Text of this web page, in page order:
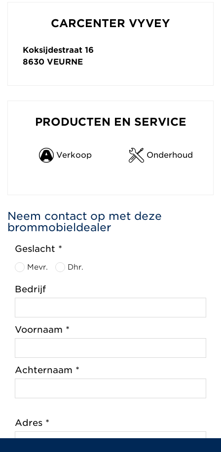
CARCENTER VYVEY
Koksijdestraat 16
8630 VEURNE
PRODUCTEN EN SERVICE
Verkoop Onderhoud
Neem contact op met deze
brommobieldealer
Geslacht *
Mevr. Dhr.
Bedrijf
Voornaam *
Achternaam *
Adres *